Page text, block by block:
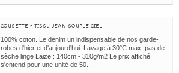
COUSETTE - TISSU JEAN SOUPLE CIEL
100% coton. Le denim un indispensable de nos garde-
robes d'hier et d'aujourd'hui. Lavage à 30°C max, pas de
sèche linge Laize : 140cm - 310g/m2 Le prix affiché
s'entend pour une unité de 50...